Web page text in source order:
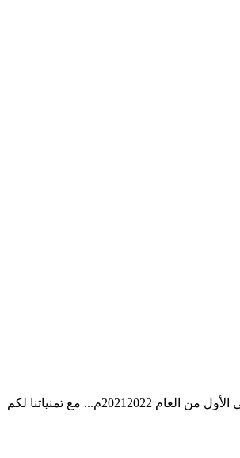
أسئلة اختبار في مادة اللغة العربية للصف الحادي عشر للفصل الدراسي الأول من العام 20212022م... مع تمنياتنا لكم